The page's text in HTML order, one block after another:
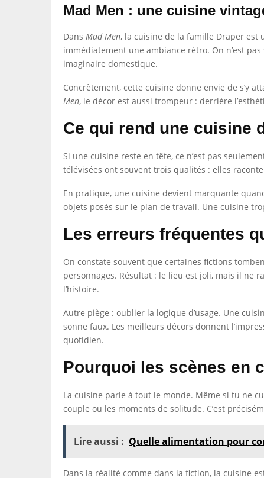
Mad Men : une cuisine
Dans Mad Men, la cuisine de la famille Draper est
immédiatement une ambiance rétro. On n’est
imaginaire domestique.
Concrètement, cette cuisine donne envie de s’y
Men, le décor est aussi trompeur : derrière
Ce qui rend une cuisine
Si une cuisine reste en tête, ce n’est pas
télévisées ont souvent trois qualités : elles
En pratique, une cuisine devient marquante
objets posés sur le plan de travail. Une cuisine
Les erreurs fréquentes
On constate souvent que certaines fictions
personnages. Résultat : le lieu est joli, mais il ne
l’histoire.
Autre piège : oublier la logique d’usage. Une
sonne faux. Les meilleurs décors donnent
quotidien.
Pourquoi les scènes en
La cuisine parle à tout le monde. Même si tu ne
couple ou les moments de solitude. C’est
Lire aussi : Quelle alimentation pour
Dans la réalité comme dans la fiction, la cuisine